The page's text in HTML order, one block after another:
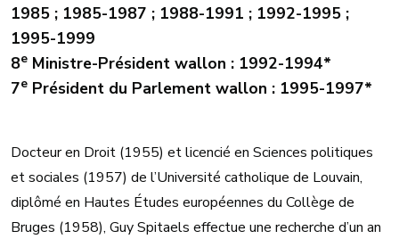
1985 ; 1985-1987 ; 1988-1991 ; 1992-1995 ;
1995-1999
8e Ministre-Président wallon : 1992-1994*
7e Président du Parlement wallon : 1995-1997*
Docteur en Droit (1955) et licencié en Sciences politiques
et sociales (1957) de l’Université catholique de Louvain,
diplômé en Hautes Études européennes du Collège de
Bruges (1958), Guy Spitaels effectue une recherche d’un an